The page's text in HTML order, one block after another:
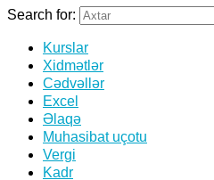
Search for:
Kurslar
Xidmətlər
Cədvəllər
Excel
Əlaqə
Muhasibat uçotu
Vergi
Kadr